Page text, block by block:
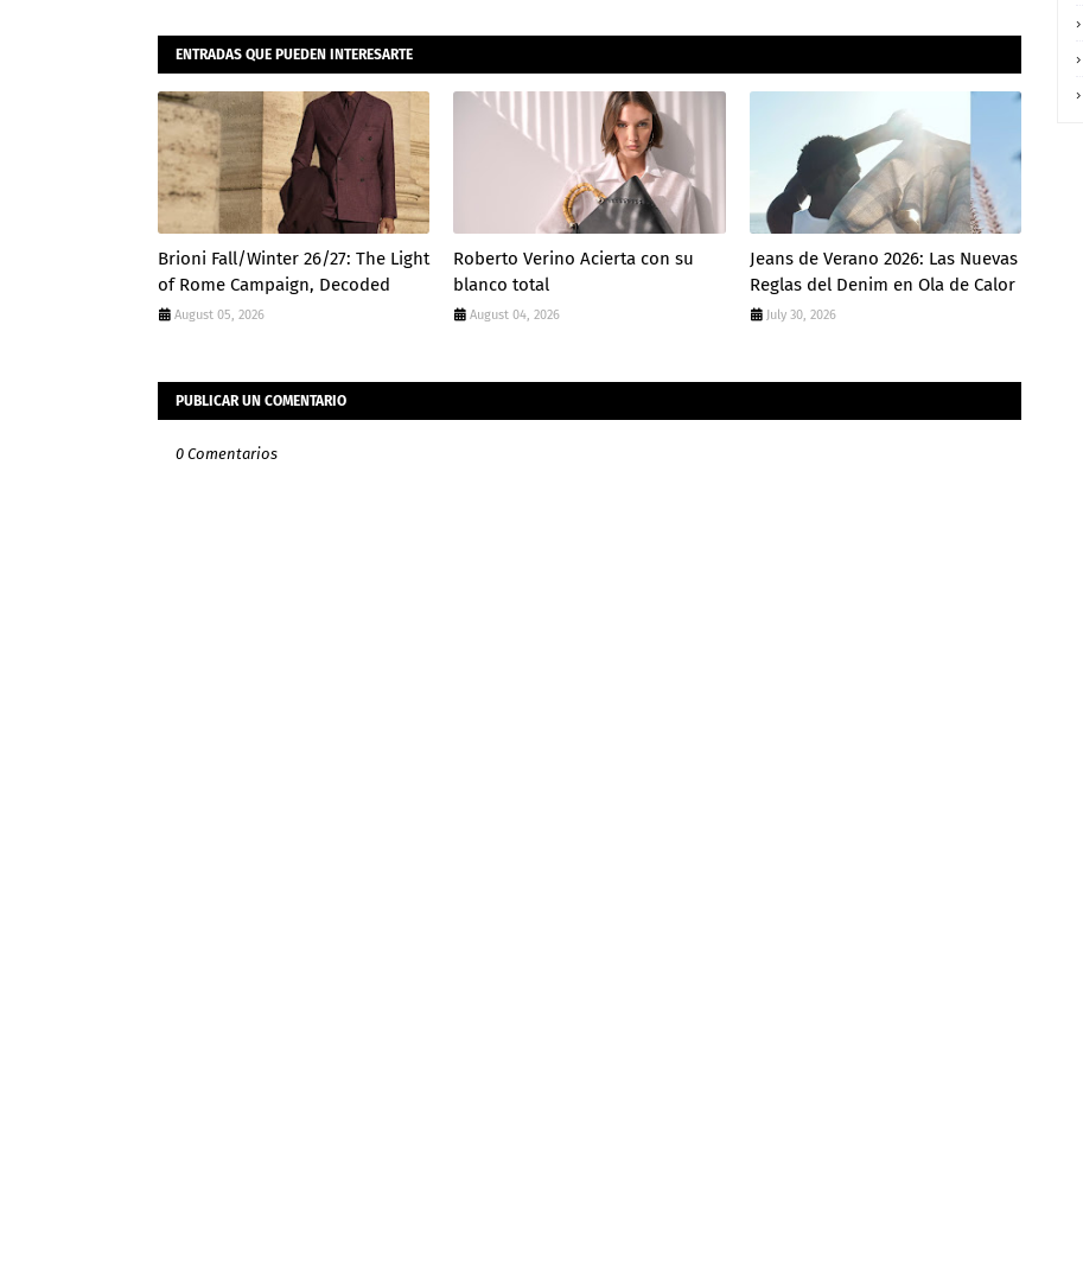
ENTRADAS QUE PUEDEN INTERESARTE
Brioni Fall/Winter 26/27: The Light
of Rome Campaign, Decoded
August 05, 2026
Roberto Verino Acierta con su
blanco total
August 04, 2026
Jeans de Verano 2026: Las Nuevas
Reglas del Denim en Ola de Calor
July 30, 2026
PUBLICAR UN COMENTARIO
0 Comentarios